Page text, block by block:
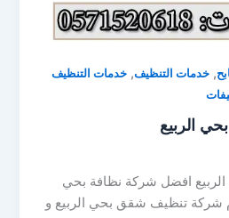
,خدمات التنظيف,خدمات التنظيف
الربيع
افضل شركة نظافة بحي
شركة تنظيف شقق بحي الربيع و